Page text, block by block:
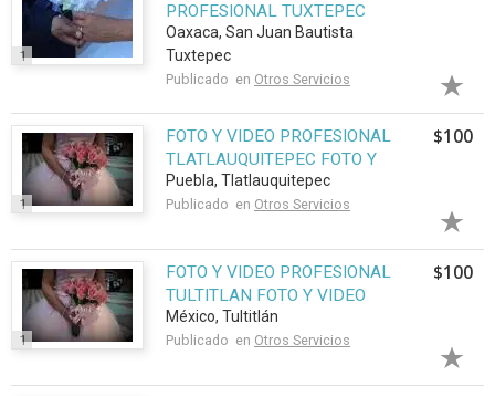
1
PROFESIONAL TUXTEPEC
Oaxaca, San Juan Bautista
Tuxtepec
Publicado en Otros Servicios
1
FOTO Y VIDEO PROFESIONAL
TLATLAUQUITEPEC FOTO Y
VIDEO
Puebla, Tlatlauquitepec
Publicado en Otros Servicios
$100
1
FOTO Y VIDEO PROFESIONAL
TULTITLAN FOTO Y VIDEO
México, Tultitlán
Publicado en Otros Servicios
$100